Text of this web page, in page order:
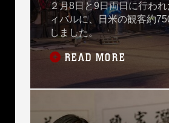
２月8日と9日両日に行わ
ィバルに、日米の観客約
しました。
READ MORE